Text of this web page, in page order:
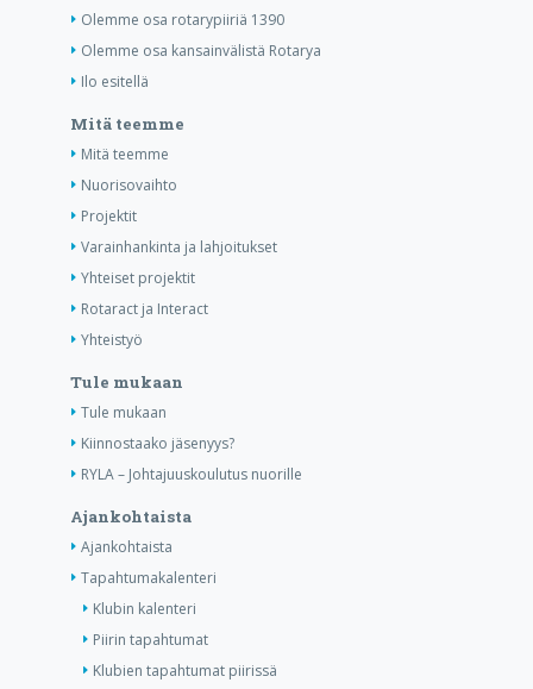
Olemme osa rotarypiiriä 1390
Olemme osa kansainvälistä Rotarya
Ilo esitellä
Mitä teemme
Mitä teemme
Nuorisovaihto
Projektit
Varainhankinta ja lahjoitukset
Yhteiset projektit
Rotaract ja Interact
Yhteistyö
Tule mukaan
Tule mukaan
Kiinnostaako jäsenyys?
RYLA – Johtajuuskoulutus nuorille
Ajankohtaista
Ajankohtaista
Tapahtumakalenteri
Klubin kalenteri
Piirin tapahtumat
Klubien tapahtumat piirissä